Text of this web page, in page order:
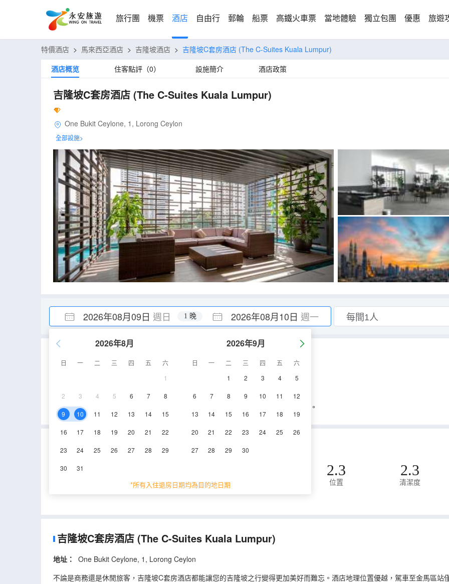
旅行團 機票 酒店 自由行 郵輪 船票 高鐵火車票 當地體驗 獨立包團 優惠 旅遊
特價酒店 > 馬來西亞酒店 > 吉隆坡酒店 > 吉隆坡C套房酒店 (The C-Suites Kuala Lumpur)
酒店概览
住客點評（0） 設施簡介 酒店政策
吉隆坡C套房酒店 (The C-Suites Kuala Lumpur)
One Bukit Ceylone, 1, Lorong Ceylon
全部設施>
2026年08月09日 週日 2026年08月10日 週一
1 晚
2026年8月
日 一 二 三 四 五
六
1
2 3 4 5 6 7 8
9 10 11 12 13 14 15
16 17 18 19 20 21 22
23 24 25 26 27 28 29
30 31
2026年9月
日 一 二 三 四 五
六
1
2 3 4 5
6 7 8 9 10 11 12
13 14 15 16 17 18 19
20 21 22 23 24 25 26
27 28 29 30
*所有入住退房日期均為目的地日期
重要資訊
禁止攜帶榴蓮、山竹進入酒店。
2024年1月1日起，外籍遊客需要提前3天填報Malaysia Digital Arrival Card (MDAC)。
吉隆坡C套房酒店的真實住客評論(0)
永安旅遊評價由真實酒店住客提供的評價。
2.3
位置
2.3
清潔度
吉隆坡C套房酒店 (The C-Suites Kuala Lumpur)
地址：
One Bukit Ceylone, 1, Lorong Ceylon
不論是商務還是休閒旅客，吉隆坡C套房酒店都能讓您的吉隆坡之行變得更加美好而難忘。酒店地理位置優越，駕車至金馬區